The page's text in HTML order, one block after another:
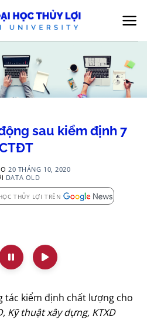
sau kiểm định 7
20 THÁNG 10, 2020
DATA OLD
THỦY LỢI TRÊN
tác kiểm định chất lượng cho
Kỹ thuật xây dựng, KTXD